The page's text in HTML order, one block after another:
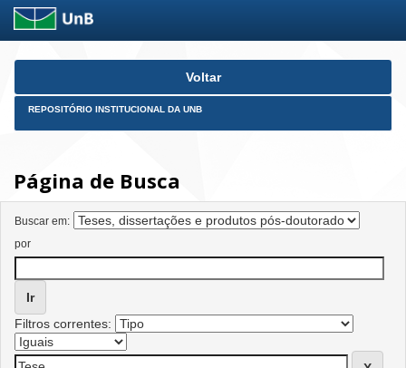
Skip
Voltar
REPOSITÓRIO INSTITUCIONAL DA UNB
Página de Busca
Buscar em:
por
Filtros correntes: